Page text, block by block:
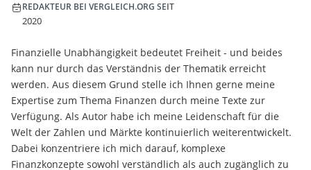
REDAKTEUR BEI VERGLEICH.ORG SEIT
2020
Finanzielle Unabhängigkeit bedeutet Freiheit - und beides
kann nur durch das Verständnis der Thematik erreicht
werden. Aus diesem Grund stelle ich Ihnen gerne meine
Expertise zum Thema Finanzen durch meine Texte zur
Verfügung. Als Autor habe ich meine Leidenschaft für die
Welt der Zahlen und Märkte kontinuierlich weiterentwickelt.
Dabei konzentriere ich mich darauf, komplexe
Finanzkonzepte sowohl verständlich als auch zugänglich zu